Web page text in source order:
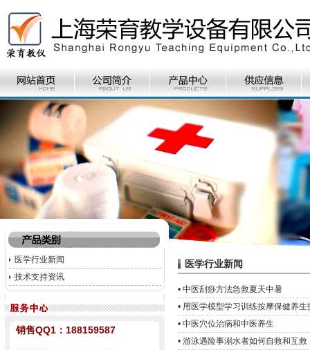
医学行业新闻
技术支持资讯
销售QQ1： 188159587
医学行业新闻
• 中医刮痧方法急救夏天中暑
• 用医学模型学习训练按摩保健养生
• 中医穴位治病和中医养生
• 游泳遇险事溺水者如何自救和互救